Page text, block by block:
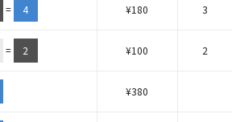
= 4 ¥180 3
= 2 ¥100 2
¥380